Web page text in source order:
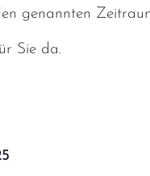
genannten
Sie da.